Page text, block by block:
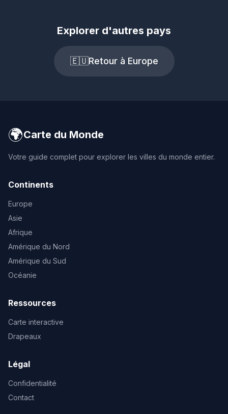
Explorer d'autres pays
🇪🇺Retour à Europe
🌍Carte du Monde
Votre guide complet pour explorer les villes du monde entier.
Continents
Europe
Asie
Afrique
Amérique du Nord
Amérique du Sud
Océanie
Ressources
Carte interactive
Drapeaux
Légal
Confidentialité
Contact